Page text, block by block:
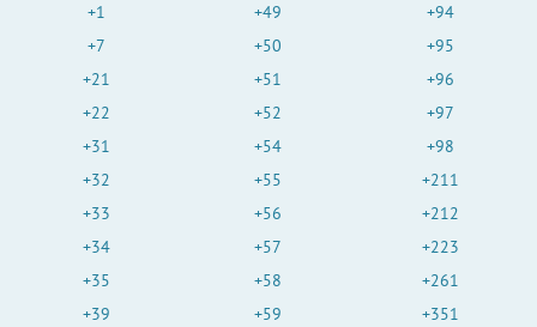
+1
+7
+21
+22
+31
+32
+33
+34
+35
+39
+49
+50
+51
+52
+54
+55
+56
+57
+58
+59
+94
+95
+96
+97
+98
+211
+212
+223
+261
+351